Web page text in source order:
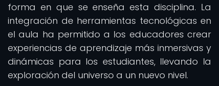
forma en que se enseña esta disciplina. La
integración de herramientas tecnológicas en
el aula ha permitido a los educadores crear
experiencias de aprendizaje más inmersivas y
dinámicas para los estudiantes, llevando la
exploración del universo a un nuevo nivel.